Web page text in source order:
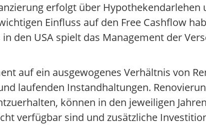
erfolgt über Hypothekendarlehen
Einfluss auf den Free Cashflow
den USA spielt das Management der
auf ein ausgewogenes Verhältnis von
laufenden Instandhaltungen.
können in den jeweiligen
verfügbar sind und zusätzliche